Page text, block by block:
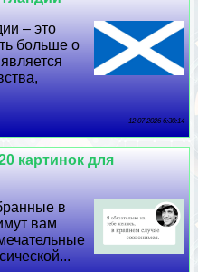
– это
больше о
12 07 2026 6:30:14
картинок для
в
вам